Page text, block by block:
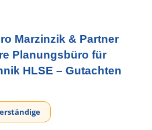
Marzinzik & Partner
Planungsbüro für
HLSE – Gutachten